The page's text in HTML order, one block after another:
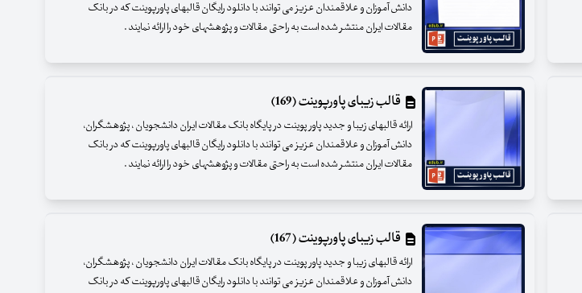
دانش آموزان و علاقمندان عزیز می توانند با دانلود رایگان قالبهای پاورپوینت که در بانک
مقالات ایران منتشر شده است به راحتی مقالات و پژوهشهای خود را ارائه نمایند .
قالب زیبای پاورپوینت (169)
ارائه قالبهای زیبا و جدید پاور پوینت در پایگاه بانک مقالات ایران دانشجویان ، پژوهشگران،
دانش آموزان و علاقمندان عزیز می توانند با دانلود رایگان قالبهای پاورپوینت که در بانک
مقالات ایران منتشر شده است به راحتی مقالات و پژوهشهای خود را ارائه نمایند .
قالب زیبای پاورپوینت (167)
ارائه قالبهای زیبا و جدید پاور پوینت در پایگاه بانک مقالات ایران دانشجویان ، پژوهشگران،
دانش آموزان و علاقمندان عزیز می توانند با دانلود رایگان قالبهای پاورپوینت که در بانک